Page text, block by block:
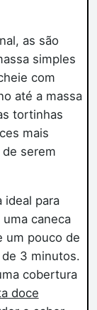
as são
simples
com
até a massa
tortinhas
mais
serem
ideal para
caneca
um pouco de
3 minutos.
cobertura
doce